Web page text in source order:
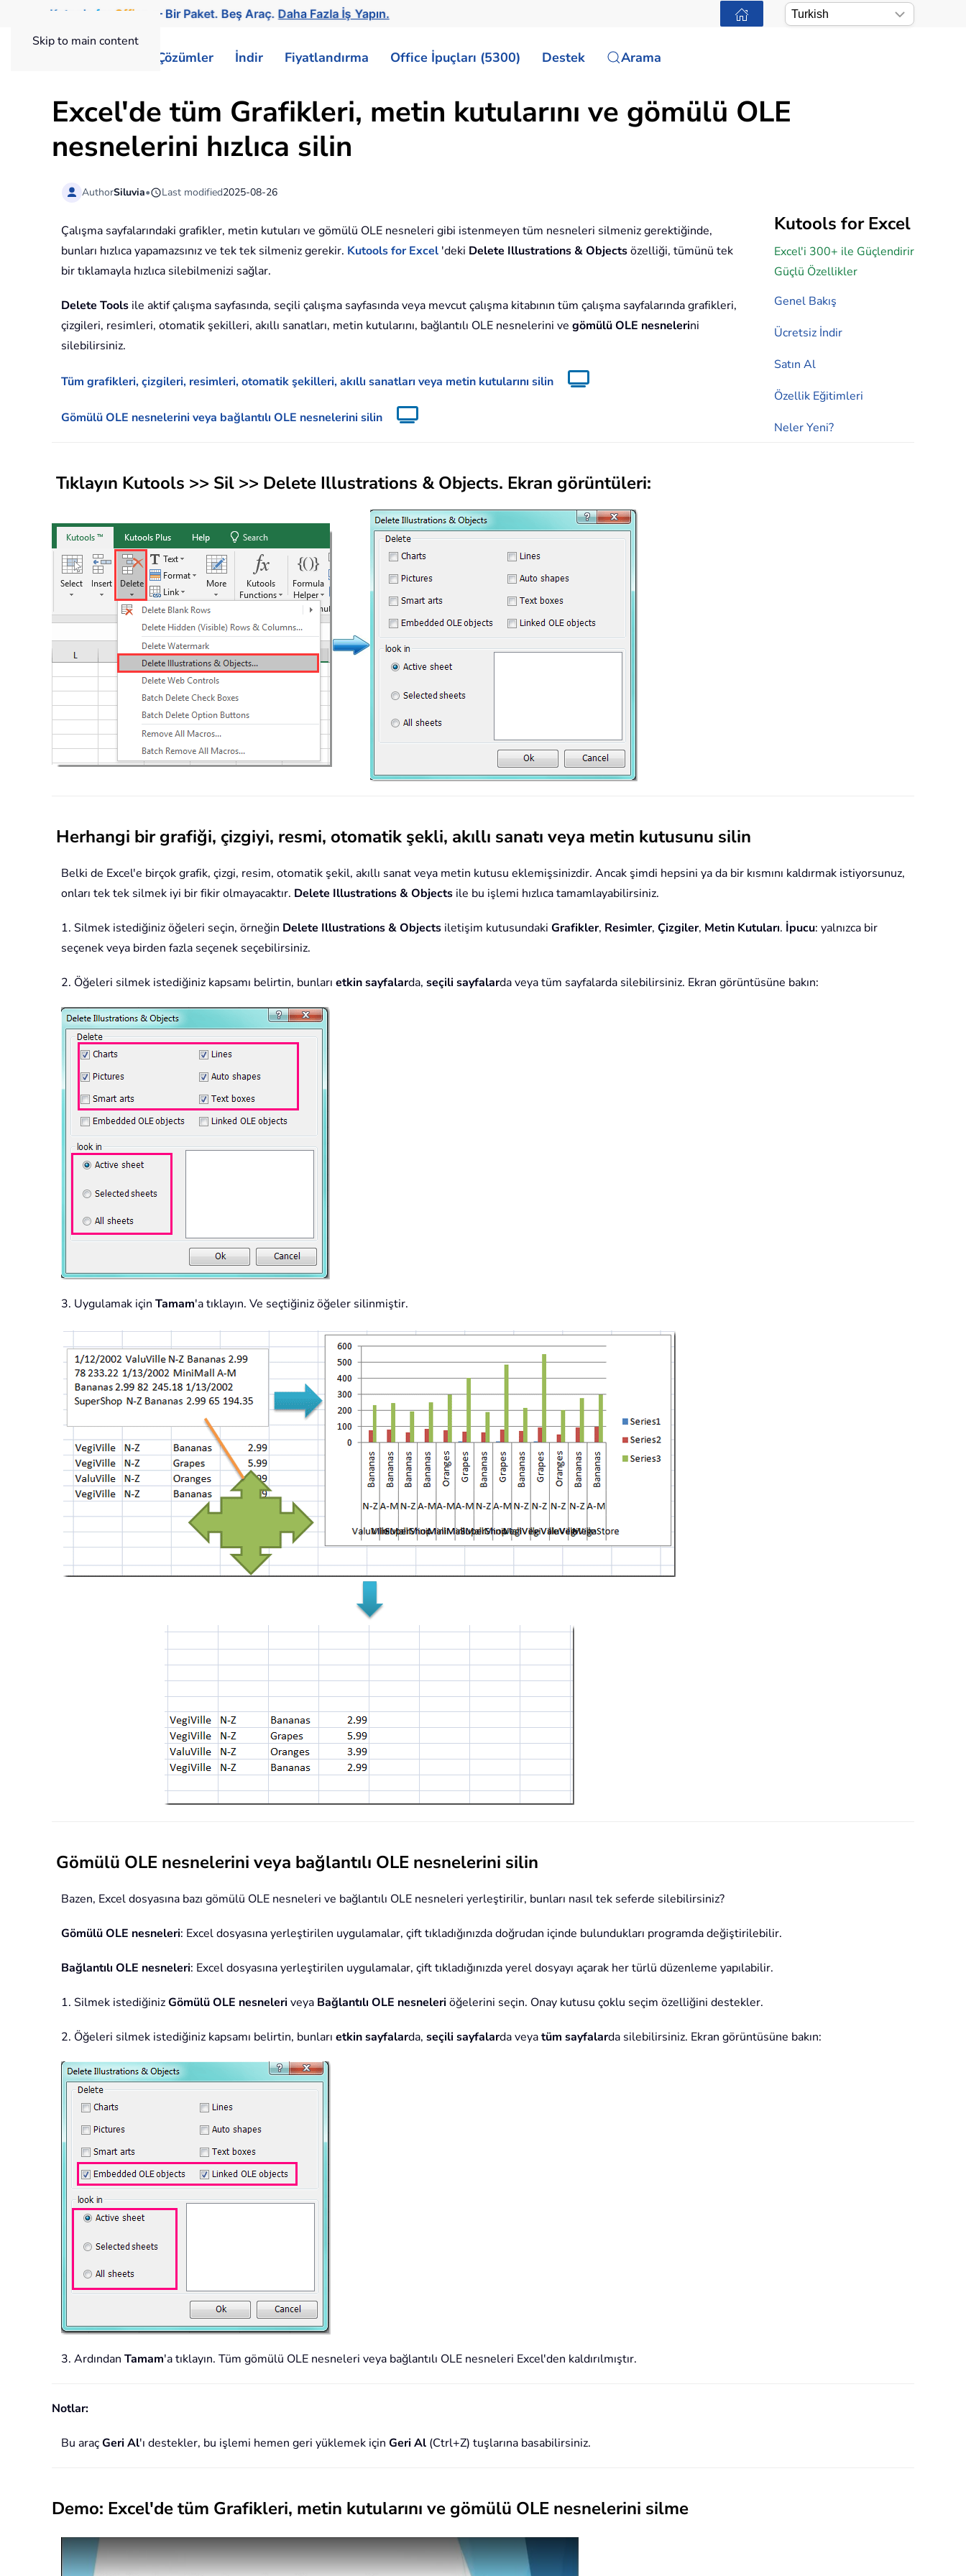
Skip to main content
Kutools for Office — Bir Paket. Beş Araç.Daha Fazla İş Yapın.
Çözümler İndir Fiyatlandırma Office İpuçları (5300) Destek Arama
Excel'de tüm Grafikleri, metin kutularını ve gömülü OLE
nesnelerini hızlıca silin
AuthorSiluvia• Last modified2025-08-26
Kutools for Excel
Excel'i 300+ ile Güçlendirir
Güçlü Özellikler
Genel Bakış
Ücretsiz İndir
Satın Al
Özellik Eğitimleri
Neler Yeni?
Çalışma sayfalarındaki grafikler, metin kutuları ve gömülü OLE nesneleri gibi istenmeyen tüm nesneleri silmeniz gerektiğinde,
bunları hızlıca yapamazsınız ve tek tek silmeniz gerekir. Kutools for Excel 'deki Delete Illustrations & Objectsözelliği, tümünü tek
bir tıklamayla hızlıca silebilmenizi sağlar.
Delete Tools ile aktif çalışma sayfasında, seçili çalışma sayfasında veya mevcut çalışma kitabının tüm çalışma sayfalarında grafikleri,
çizgileri, resimleri, otomatik şekilleri, akıllı sanatları, metin kutularını, bağlantılı OLE nesnelerini ve gömülü OLE nesnelerini
silebilirsiniz.
Tüm grafikleri, çizgileri, resimleri, otomatik şekilleri, akıllı sanatları veya metin kutularını silin
Gömülü OLE nesnelerini veya bağlantılı OLE nesnelerini silin
Tıklayın Kutools >> Sil >> Delete Illustrations & Objects. Ekran görüntüleri:
Herhangi bir grafiği, çizgiyi, resmi, otomatik şekli, akıllı sanatı veya metin kutusunu silin
Belki de Excel'e birçok grafik, çizgi, resim, otomatik şekil, akıllı sanat veya metin kutusu eklemişsinizdir. Ancak şimdi hepsini ya da bir kısmını kaldırmak istiyorsunuz,
onları tek tek silmek iyi bir fikir olmayacaktır. Delete Illustrations & Objects ile bu işlemi hızlıca tamamlayabilirsiniz.
1. Silmek istediğiniz öğeleri seçin, örneğin Delete Illustrations & Objects iletişim kutusundaki Grafikler, Resimler, Çizgiler, Metin Kutuları. İpucu: yalnızca bir
seçenek veya birden fazla seçenek seçebilirsiniz.
2. Öğeleri silmek istediğiniz kapsamı belirtin, bunları etkin sayfalarda, seçili sayfalarda veya tüm sayfalarda silebilirsiniz. Ekran görüntüsüne bakın:
3. Uygulamak için Tamam'a tıklayın. Ve seçtiğiniz öğeler silinmiştir.
Gömülü OLE nesnelerini veya bağlantılı OLE nesnelerini silin
Bazen, Excel dosyasına bazı gömülü OLE nesneleri ve bağlantılı OLE nesneleri yerleştirilir, bunları nasıl tek seferde silebilirsiniz?
Gömülü OLE nesneleri: Excel dosyasına yerleştirilen uygulamalar, çift tıkladığınızda doğrudan içinde bulundukları programda değiştirilebilir.
Bağlantılı OLE nesneleri: Excel dosyasına yerleştirilen uygulamalar, çift tıkladığınızda yerel dosyayı açarak her türlü düzenleme yapılabilir.
1. Silmek istediğinizGömülü OLE nesneleri veya Bağlantılı OLE nesneleri öğelerini seçin. Onay kutusu çoklu seçim özelliğini destekler.
2. Öğeleri silmek istediğiniz kapsamı belirtin, bunları etkin sayfalarda, seçili sayfalarda veyatüm sayfalarda silebilirsiniz. Ekran görüntüsüne bakın:
3. Ardından Tamam'a tıklayın. Tüm gömülü OLE nesneleri veya bağlantılı OLE nesneleri Excel'den kaldırılmıştır.
Notlar:
Bu araçGeri Al'ı destekler, bu işlemi hemen geri yüklemek için Geri Al (Ctrl+Z) tuşlarına basabilirsiniz.
Demo: Excel'de tüm Grafikleri, metin kutularını ve gömülü OLE nesnelerini silme